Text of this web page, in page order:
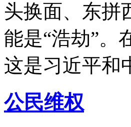
头换面、东拼
能是“浩劫”。
这是习近平和
公民维权